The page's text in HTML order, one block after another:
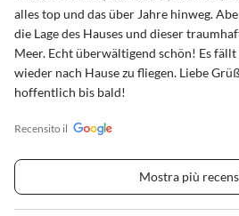
alles top und das über Jahre hinweg.
die Lage des Hauses und dieser
Meer. Echt überwältigend schön! Es
wieder nach Hause zu fliegen. Liebe
hoffentlich bis bald!
Recensito il
Mostra più